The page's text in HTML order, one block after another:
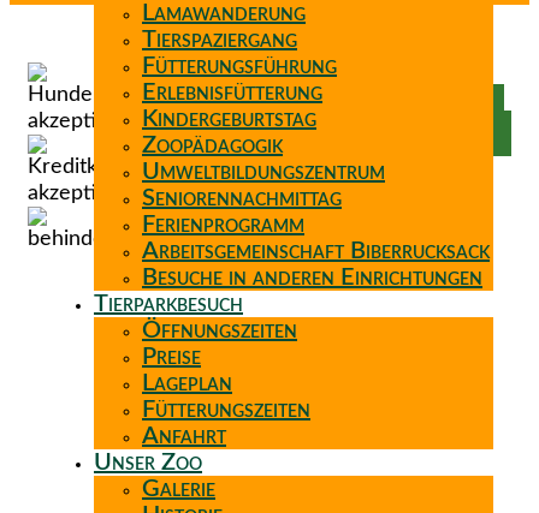
Lamawanderung
Tierspaziergang
Fütterungsführung
Erlebnisfütterung
Kindergeburtstag
Zoopädagogik
Umweltbildungszentrum
Seniorennachmittag
Ferienprogramm
Arbeitsgemeinschaft Biberrucksack
Besuche in anderen Einrichtungen
Tierparkbesuch
Öffnungszeiten
Preise
Lageplan
Fütterungszeiten
Anfahrt
Unser Zoo
Galerie